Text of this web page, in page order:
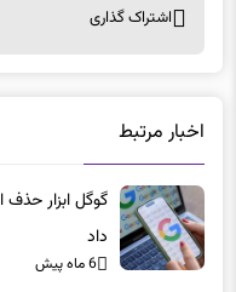
اشتراک گذاری
اخبار مرتبط
گوگل ابزار
داد
6 ماه پیش